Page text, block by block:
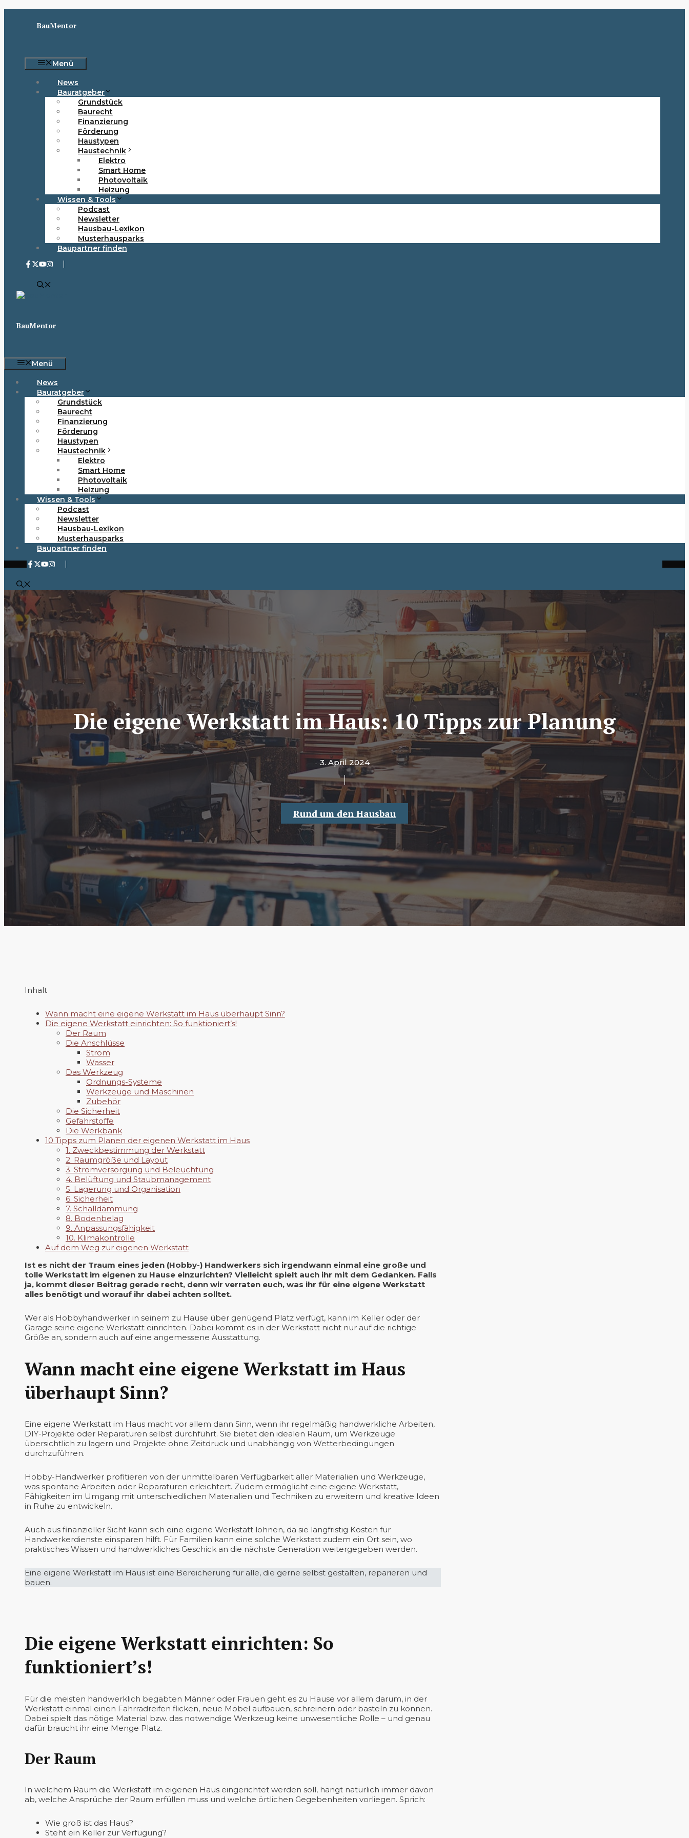
BauMentor
Menü
News
Bauratgeber
Grundstück
Baurecht
Finanzierung
Förderung
Haustypen
Haustechnik
Elektro
Smart Home
Photovoltaik
Heizung
Wissen & Tools
Podcast
Newsletter
Hausbau-Lexikon
Musterhausparks
Baupartner finden
BauMentor
Menü
News
Bauratgeber
Grundstück
Baurecht
Finanzierung
Förderung
Haustypen
Haustechnik
Elektro
Smart Home
Photovoltaik
Heizung
Wissen & Tools
Podcast
Newsletter
Hausbau-Lexikon
Musterhausparks
Baupartner finden
Die eigene Werkstatt im Haus: 10 Tipps zur Planung
3. April 2024
Rund um den Hausbau
Inhalt
Wann macht eine eigene Werkstatt im Haus überhaupt Sinn?
Die eigene Werkstatt einrichten: So funktioniert’s!
Der Raum
Die Anschlüsse
Strom
Wasser
Das Werkzeug
Ordnungs-Systeme
Werkzeuge und Maschinen
Zubehör
Die Sicherheit
Gefahrstoffe
Die Werkbank
10 Tipps zum Planen der eigenen Werkstatt im Haus
1. Zweckbestimmung der Werkstatt
2. Raumgröße und Layout
3. Stromversorgung und Beleuchtung
4. Belüftung und Staubmanagement
5. Lagerung und Organisation
6. Sicherheit
7. Schalldämmung
8. Bodenbelag
9. Anpassungsfähigkeit
10. Klimakontrolle
Auf dem Weg zur eigenen Werkstatt
Ist es nicht der Traum eines jeden (Hobby-) Handwerkers sich irgendwann einmal eine große und
tolle Werkstatt im eigenen zu Hause einzurichten? Vielleicht spielt auch ihr mit dem Gedanken. Falls
ja, kommt dieser Beitrag gerade recht, denn wir verraten euch, was ihr für eine eigene Werkstatt
alles benötigt und worauf ihr dabei achten solltet.
Wer als Hobbyhandwerker in seinem zu Hause über genügend Platz verfügt, kann im Keller oder der
Garage seine eigene Werkstatt einrichten. Dabei kommt es in der Werkstatt nicht nur auf die richtige
Größe an, sondern auch auf eine angemessene Ausstattung.
Wann macht eine eigene Werkstatt im Haus
überhaupt Sinn?
Eine eigene Werkstatt im Haus macht vor allem dann Sinn, wenn ihr regelmäßig handwerkliche Arbeiten,
DIY-Projekte oder Reparaturen selbst durchführt. Sie bietet den idealen Raum, um Werkzeuge
übersichtlich zu lagern und Projekte ohne Zeitdruck und unabhängig von Wetterbedingungen
durchzuführen.
Hobby-Handwerker profitieren von der unmittelbaren Verfügbarkeit aller Materialien und Werkzeuge,
was spontane Arbeiten oder Reparaturen erleichtert. Zudem ermöglicht eine eigene Werkstatt,
Fähigkeiten im Umgang mit unterschiedlichen Materialien und Techniken zu erweitern und kreative Ideen
in Ruhe zu entwickeln.
Auch aus finanzieller Sicht kann sich eine eigene Werkstatt lohnen, da sie langfristig Kosten für
Handwerkerdienste einsparen hilft. Für Familien kann eine solche Werkstatt zudem ein Ort sein, wo
praktisches Wissen und handwerkliches Geschick an die nächste Generation weitergegeben werden.
Eine eigene Werkstatt im Haus ist eine Bereicherung für alle, die gerne selbst gestalten, reparieren und
bauen.
Die eigene Werkstatt einrichten: So
funktioniert’s!
Für die meisten handwerklich begabten Männer oder Frauen geht es zu Hause vor allem darum, in der
Werkstatt einmal einen Fahrradreifen flicken, neue Möbel aufbauen, schreinern oder basteln zu können.
Dabei spielt das nötige Material bzw. das notwendige Werkzeug keine unwesentliche Rolle – und genau
dafür braucht ihr eine Menge Platz.
Der Raum
In welchem Raum die Werkstatt im eigenen Haus eingerichtet werden soll, hängt natürlich immer davon
ab, welche Ansprüche der Raum erfüllen muss und welche örtlichen Gegebenheiten vorliegen. Sprich:
Wie groß ist das Haus?
Steht ein Keller zur Verfügung?